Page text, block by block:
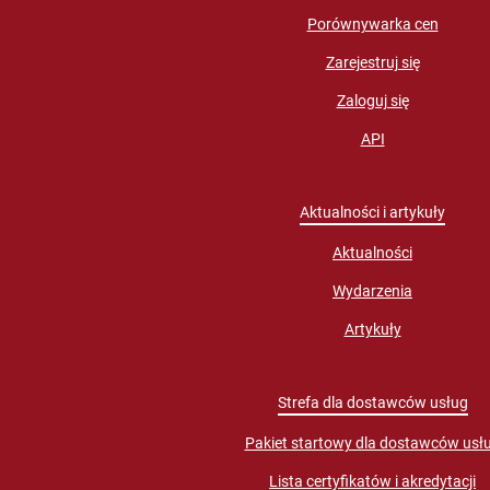
Porównywarka cen
Zarejestruj się
Zaloguj się
API
Aktualności i artykuły
Aktualności
Wydarzenia
Artykuły
Strefa dla dostawców usług
Pakiet startowy dla dostawców
Lista certyfikatów i akredytacji